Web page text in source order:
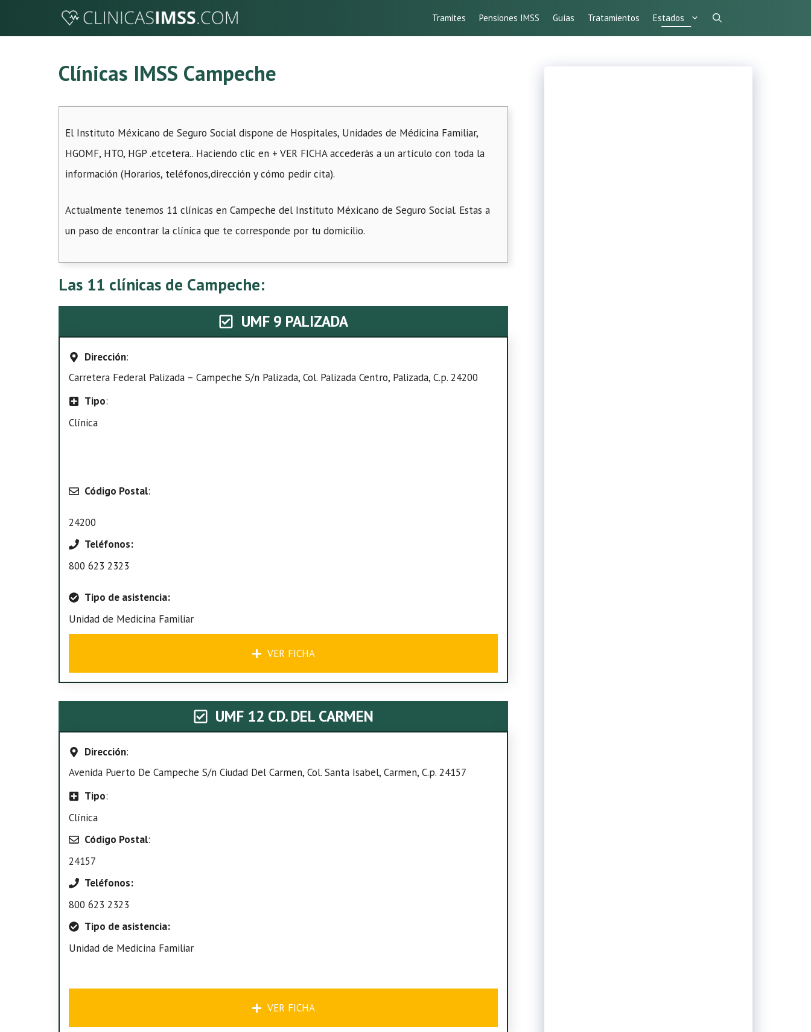
Tramites Pensiones IMSS Guías Tratamientos Estados
Clínicas IMSS Campeche
El Instituto Méxicano de Seguro Social dispone de Hospitales, Unidades de Médicina Familiar,
HGOMF, HTO, HGP .etcetera.. Haciendo clic en + VER FICHA accederás a un artículo con toda la
información (Horarios, teléfonos,dirección y cómo pedir cita).
Actualmente tenemos 11 clínicas en Campeche del Instituto Méxicano de Seguro Social. Estas a
un paso de encontrar la clínica que te corresponde por tu domicilio.
Las 11 clínicas de Campeche:
UMF 9 PALIZADA
Dirección:
Carretera Federal Palizada – Campeche S/n Palizada, Col. Palizada Centro, Palizada, C.p. 24200
Tipo:
Clínica
Código Postal:
24200
Teléfonos:
800 623 2323
Tipo de asistencia:
Unidad de Medicina Familiar
VER FICHA
UMF 12 CD. DEL CARMEN
Dirección:
Avenida Puerto De Campeche S/n Ciudad Del Carmen, Col. Santa Isabel, Carmen, C.p. 24157
Tipo:
Clínica
Código Postal:
24157
Teléfonos:
800 623 2323
Tipo de asistencia:
Unidad de Medicina Familiar
VER FICHA